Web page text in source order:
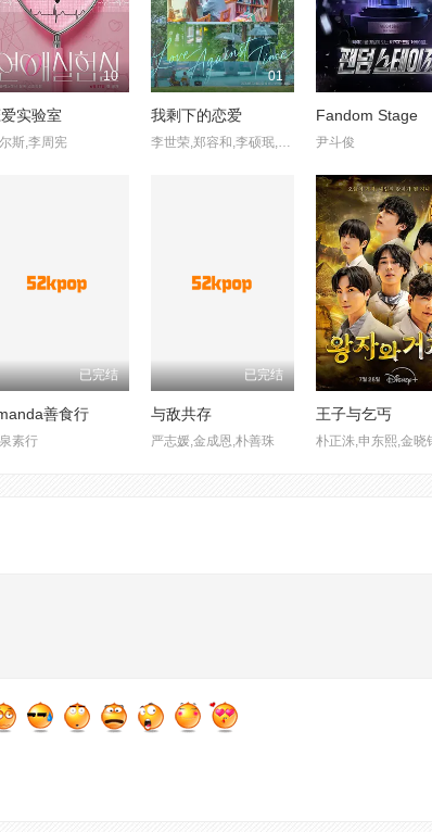
10
实验室
斯,李周宪
01
我剩下的恋爱
李世荣,郑容和,李硕珉,崔叡娜
Fandom Stage
尹斗俊
已完结
善食行
素行
已完结
与敌共存
严志媛,金成恩,朴善珠
王子与乞丐